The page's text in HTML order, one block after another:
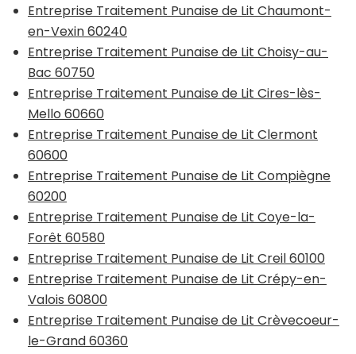
Entreprise Traitement Punaise de Lit Chaumont-
en-Vexin 60240
Entreprise Traitement Punaise de Lit Choisy-au-
Bac 60750
Entreprise Traitement Punaise de Lit Cires-lès-
Mello 60660
Entreprise Traitement Punaise de Lit Clermont
60600
Entreprise Traitement Punaise de Lit Compiègne
60200
Entreprise Traitement Punaise de Lit Coye-la-
Forêt 60580
Entreprise Traitement Punaise de Lit Creil 60100
Entreprise Traitement Punaise de Lit Crépy-en-
Valois 60800
Entreprise Traitement Punaise de Lit Crèvecoeur-
le-Grand 60360